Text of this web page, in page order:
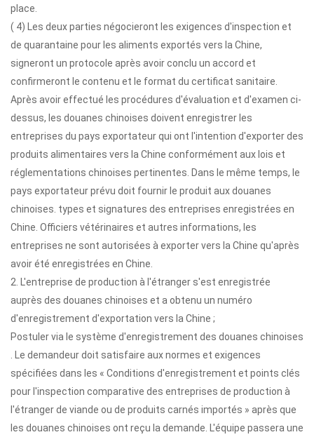
place.
( 4) Les deux parties négocieront les exigences d'inspection et
de quarantaine pour les aliments exportés vers la Chine,
signeront un protocole après avoir conclu un accord et
confirmeront le contenu et le format du certificat sanitaire.
Après avoir effectué les procédures d'évaluation et d'examen ci-
dessus, les douanes chinoises doivent enregistrer les
entreprises du pays exportateur qui ont l'intention d'exporter des
produits alimentaires vers la Chine conformément aux lois et
réglementations chinoises pertinentes. Dans le même temps, le
pays exportateur prévu doit fournir le produit aux douanes
chinoises. types et signatures des entreprises enregistrées en
Chine. Officiers vétérinaires et autres informations, les
entreprises ne sont autorisées à exporter vers la Chine qu'après
avoir été enregistrées en Chine.
2. L'entreprise de production à l'étranger s'est enregistrée
auprès des douanes chinoises et a obtenu un numéro
d'enregistrement d'exportation vers la Chine ;
Postuler via le système d'enregistrement des douanes chinoises
. Le demandeur doit satisfaire aux normes et exigences
spécifiées dans les « Conditions d'enregistrement et points clés
pour l'inspection comparative des entreprises de production à
l'étranger de viande ou de produits carnés importés » après que
les douanes chinoises ont reçu la demande. L'équipe passera une